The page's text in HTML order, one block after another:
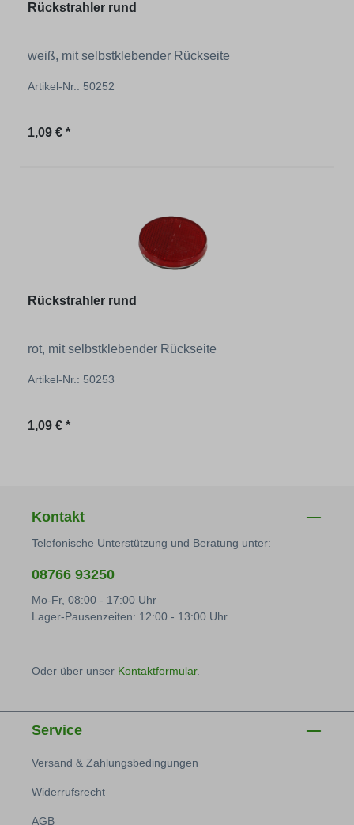
Rückstrahler rund
weiß, mit selbstklebender Rückseite
Artikel-Nr.: 50252
Regulärer Preis:
1,09 € *
Rückstrahler rund
rot, mit selbstklebender Rückseite
Artikel-Nr.: 50253
Regulärer Preis:
1,09 € *
Kontakt
Telefonische Unterstützung und Beratung unter:
08766 93250
Mo-Fr, 08:00 - 17:00 Uhr
Lager-Pausenzeiten: 12:00 - 13:00 Uhr
Oder über unser Kontaktformular.
Service
Versand & Zahlungsbedingungen
Widerrufsrecht
AGB